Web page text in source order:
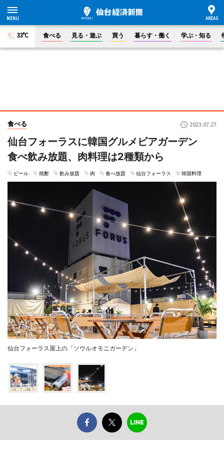
33°C 食べる 見る・遊ぶ 買う 暮らす・働く 学ぶ・知る
食べる 2023.07.27
仙台フォーラスに韓国グルメビアガーデン
食べ飲み放題、肉料理は2種類から
ビール 焼酎 飲み放題 肉 食べ放題 仙台フォーラス 韓国料理
仙台フォーラス屋上の「ソウルオモニガーデン」